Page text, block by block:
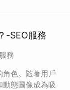
-SEO服務
務
角色。隨著用戶
態圖像成為吸